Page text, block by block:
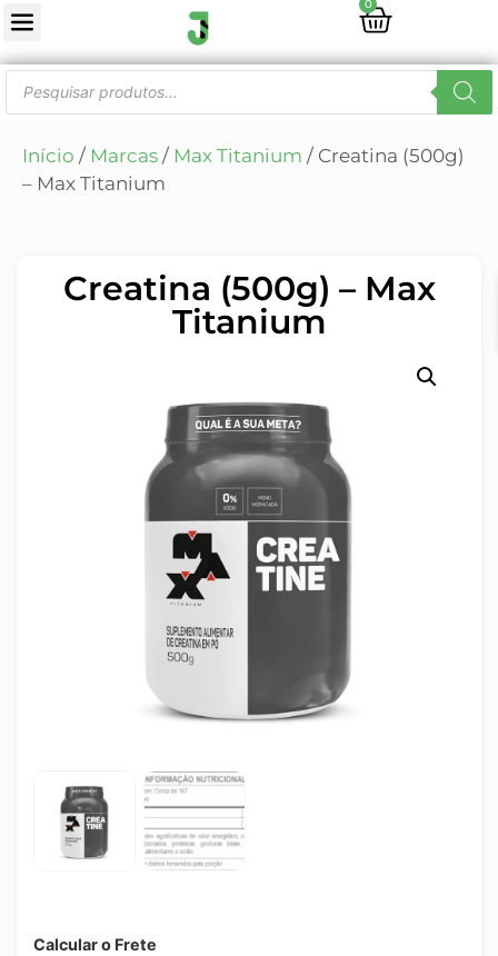
0
Início / Marcas / Max Titanium / Creatina (500g)
– Max Titanium
Creatina (500g) – Max
Titanium
Calcular o Frete